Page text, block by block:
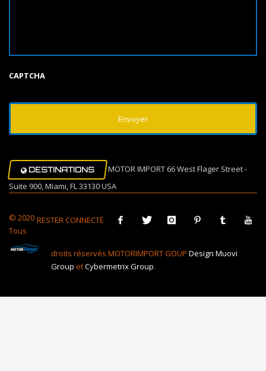
CAPTCHA
DESTINATIONS
MOTOR IMPORT 66 West Flager Street -
Suite 900, Miami, FL 33130 USA
RESTER CONNECTÉ
© 2020
Tous
droits réservés MOTORIMPORT GOUP Design Muovi
Group etCybermetrix Group.